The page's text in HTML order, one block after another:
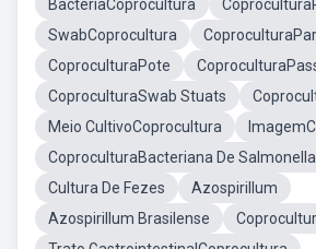
BactériaCoprocultura
SwabCoprocultura
CoproculturaPote
CoproculturaSwab Stuats
Meio CultivoCoprocultura
CoproculturaBacteriana De Salmonella
Cultura De Fezes
Azospirillum
Azospirillum Brasilense